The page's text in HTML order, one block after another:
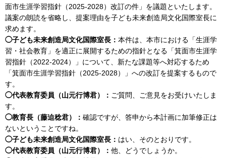
面市生涯学習指針（2025-2028）改訂の件」を議題といたします。
議案の朗読を省略し、提案理由を子ども未来創造局文化国際室長に
求めます。
◯子ども未来創造局文化国際室長： 本件は、本市における「生涯学
習・社会教育」を適正に展開するための指針となる「箕面市生涯学
習指針（2022-2024）」について、新たな課題等へ対応するため
「箕面市生涯学習指針（2025-2028）」への改訂を提案するもので
す。
◯代表教育委員（山元行博君）： ご質問、ご意見をお受けいたしま
す。
◯教育長（藤迫稔君）： 確認ですが、答申から本計画に加筆修正は
ないということですね。
◯子ども未来創造局文化国際室長： はい、そのとおりです。
◯代表教育委員（山元行博君）： 他、どうでしょうか。